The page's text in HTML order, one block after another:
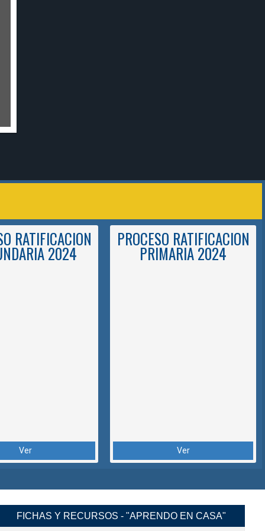
RATIFICACION
2024
Ver
PROCESO RATIFICACION
PRIMARIA 2024
Ver
FICHAS Y RECURSOS - "APRENDO EN CASA"